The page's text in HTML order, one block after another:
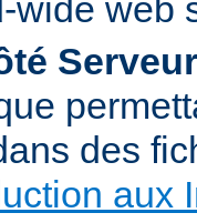
wide web
des
aux